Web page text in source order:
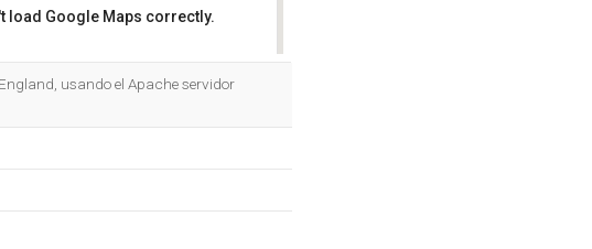
load Google Maps correctly.
usando el Apache servidor